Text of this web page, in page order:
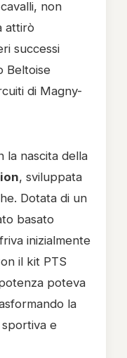
non
attirò
successi
Beltoise
di Magny-
la nascita della
, sviluppata
Dotata di un
basato
inizialmente
il kit PTS
poteva
la
sportiva e